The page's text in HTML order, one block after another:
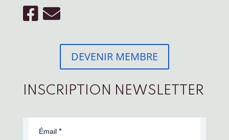
DEVENIR MEMBRE
INSCRIPTION NEWSLETTER
Émail